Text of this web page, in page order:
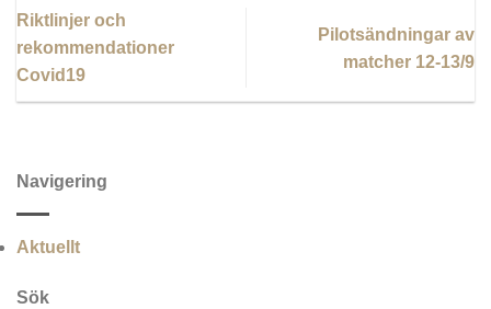
Riktlinjer och
rekommendationer
Covid19
Pilotsändningar av
matcher 12-13/9
Navigering
Aktuellt
Sök